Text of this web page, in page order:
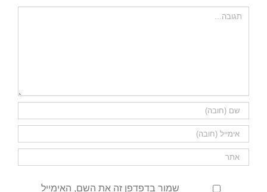
הערה
שמור בדפדפן זה את השם, האימייל